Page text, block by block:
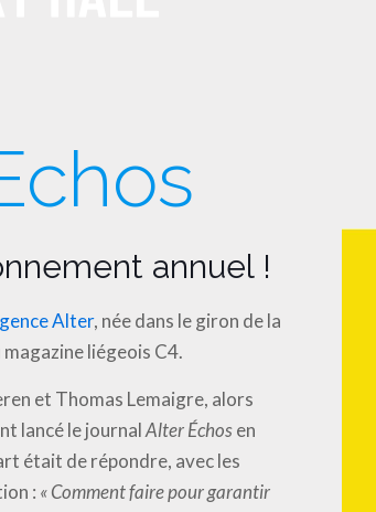
annuel !
Alter, née dans le giron de la
liégeois C4.
et Thomas Lemaigre, alors
lancé le journalAlter Échosen
était de répondre, avec les
: « Comment faire pour garantir